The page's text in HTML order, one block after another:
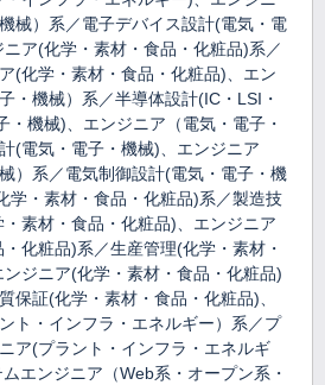
械）系／電子デバイス設計(電気・電
ア(化学・素材・食品・化粧品)系／
(化学・素材・食品・化粧品)、エン
・機械）系／半導体設計(IC・LSI・
・機械)、エンジニア（電気・電子・
(電気・電子・機械)、エンジニア
）系／電気制御設計(電気・電子・機
学・素材・食品・化粧品)系／製造技
素材・食品・化粧品)、エンジニア
化粧品)系／生産管理(化学・素材・
ジニア(化学・素材・食品・化粧品)
保証(化学・素材・食品・化粧品)、
ト・インフラ・エネルギー）系／プ
ア(プラント・インフラ・エネルギ
エンジニア（Web系・オープン系・